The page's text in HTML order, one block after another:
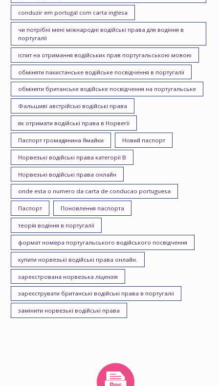
conduzir em portugal com carta inglesa
чи потрібні мені міжнародні водійські права для водіння в
португалії
іспит на отримання водійських прав португальською мовою
обміняти пакистанське водійське посвідчення в португалії
обміняти британське водійське посвідчення на португальське
Фальшиві австрійські водійські права
як отримати водійські права в Норвегії
Паспорт громадянина Ямайки Новий паспорт
Норвезькі водійські права категорії B
Норвезькі водійські права онлайн
onde esta o numero da carta de conducao portuguesa
Паспорт Поновлення паспорта
теорія водіння в португалії
формат номера португальського водійського посвідчення
купити норвезькі водійські права онлайн.
зареєстрована норвезька ліцензія
зареєструвати британські водійські права в португалії
замінити норвезькі водійські права